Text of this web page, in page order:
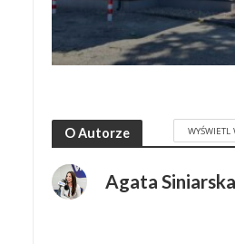
O Autorze WYŚWIETL
Agata Siniarska